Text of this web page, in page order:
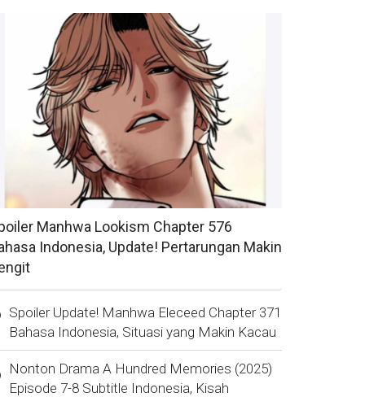
Manhwa Lookism Chapter 576
Indonesia, Update! Pertarungan Makin
Spoiler Update! Manhwa Eleceed Chapter 371
Bahasa Indonesia, Situasi yang Makin Kacau
Nonton Drama A Hundred Memories (2025)
Episode 7-8 Subtitle Indonesia, Kisah